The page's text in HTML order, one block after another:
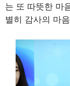
는 또 따뜻한 마
별히 감사의 마